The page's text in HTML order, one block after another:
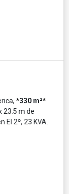
*330 m²*
23.5 m de
2º, 23 KVA.